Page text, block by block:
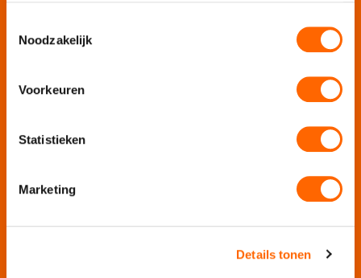
Noodzakelijk
Voorkeuren
Statistieken
Marketing
Details tonen
Puur Haarlem
Escape Room Mysterium
Vergaderlocatie Dak van Amsterdam